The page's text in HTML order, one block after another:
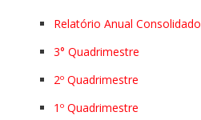
Relatório Anual Consolidado
3° Quadrimestre
2º Quadrimestre
1º Quadrimestre